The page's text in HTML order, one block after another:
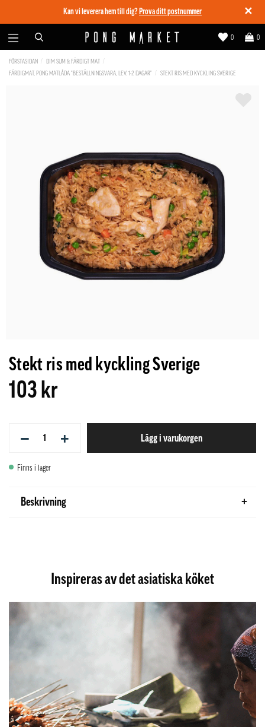
✕
Kan vi leverera hem till dig? Prova ditt postnummer
0
0
FÖRSTASIDAN
DIM SUM & FÄRDIGT MAT
FÄRDIGMAT, PONG MATLÅDA "BESTÄLLNINGSVARA, LEV. 1-2 DAGAR"
STEKT RIS MED KYCKLING SVERIGE
Stekt ris med kyckling Sverige
103 kr
− + Lägg i varukorgen
Finns i lager
Beskrivning
Inspireras av det asiatiska köket